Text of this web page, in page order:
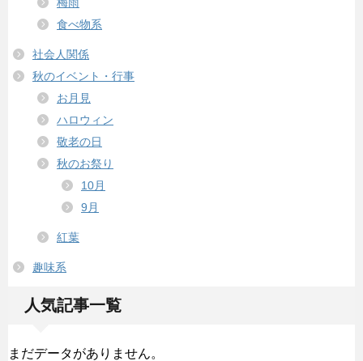
食べ物系
社会人関係
秋のイベント・行事
お月見
ハロウィン
敬老の日
秋のお祭り
10月
9月
紅葉
趣味系
人気記事一覧
まだデータがありません。